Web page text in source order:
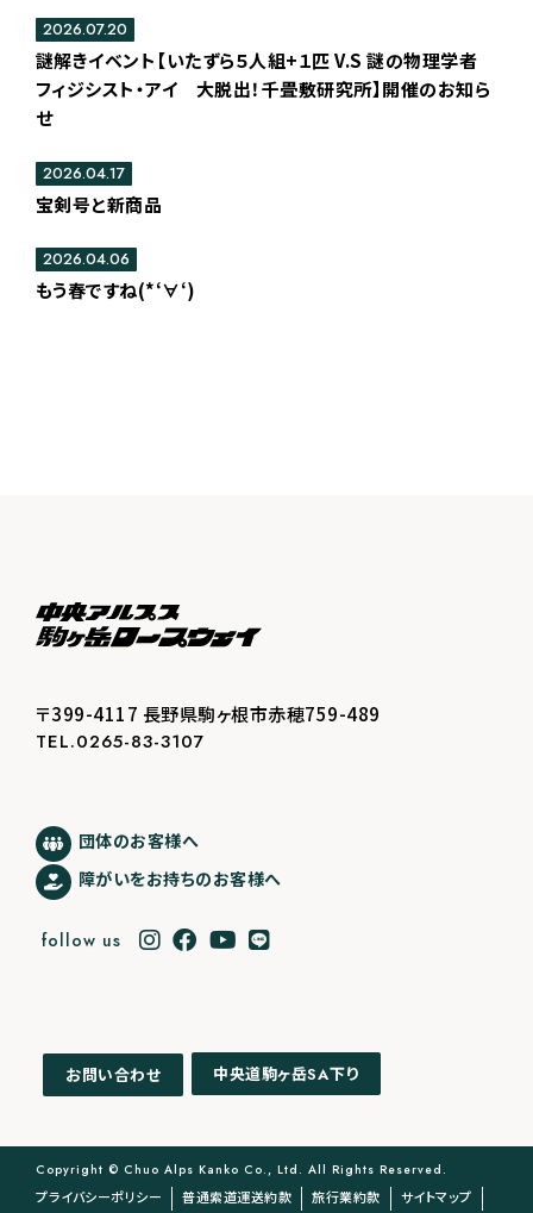
謎解きイベント【いたずら５人組+１匹 V.S 謎の物理学者
フィジシスト・アイ 大脱出！千畳敷研究所】開催のお知ら
せ
2026.07.20
宝剣号と新商品
2026.04.17
もう春ですね(*‘∀‘)
2026.04.06
〒399-4117 長野県駒ヶ根市赤穂759-489
TEL.0265-83-3107
団体のお客様へ
障がいをお持ちのお客様へ
follow us
お問い合わせ 中央道駒ヶ岳SA下り
Copyright © Chuo Alps Kanko Co., Ltd. All Rights Reserved.
プライバシーポリシー 普通索道運送約款 旅行業約款
サイトマップ